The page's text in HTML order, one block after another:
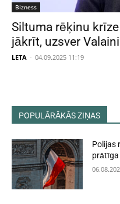
Bizness
Siltuma rēķinu
jākrīt, uzsver
LETA - 04.09.2025 11:19
POPULĀRĀKĀS ZIŅAS
Polijas
prātīga